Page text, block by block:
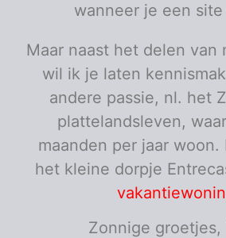
Maak de kruidenkorst: meng alle
kruidenkorst onder elkaar en kruid
mengsel uit op een vel bakpapier en
het enkele minuten opstijven in de
niet lang!
Haal het uit de vriezer en verwijder
kruidenkorst op het vlees. Leg het
ovenschaal. Pak de beentjes in met
wanneer je een
Maar naast het delen van
wil ik je laten
andere passie, nl. het
plattelandsleven,
maanden per jaar woon.
het kleine dorpje
Zonnige groetjes,